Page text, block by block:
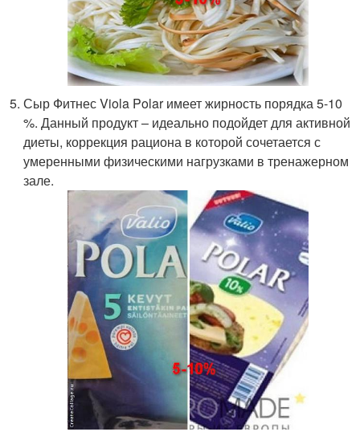
Сыр Фитнес Viola Polar имеет жирность порядка 5-10
%. Данный продукт – идеально подойдет для активной
диеты, коррекция рациона в которой сочетается с
умеренными физическими нагрузками в тренажерном
зале.